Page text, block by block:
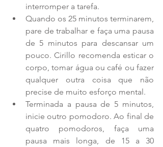
interromper a tarefa.
Quando os 25 minutos terminarem,
pare de trabalhar e faça uma pausa
de 5 minutos para descansar um
pouco. Cirillo recomenda esticar o
corpo, tomar água ou café ou fazer
qualquer outra coisa que não
precise de muito esforço mental.
Terminada a pausa de 5 minutos,
inicie outro pomodoro. Ao final de
quatro pomodoros, faça uma
pausa mais longa, de 15 a 30